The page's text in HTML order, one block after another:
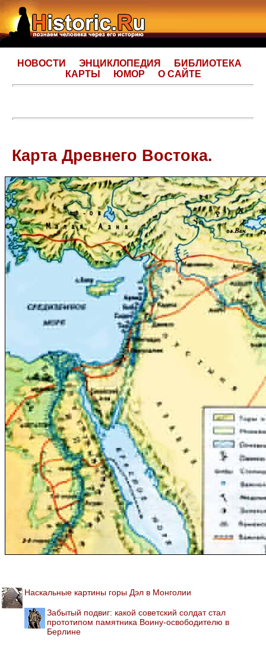
НОВОСТИ ЭНЦИКЛОПЕДИЯ
БИБЛИОТЕКА
КАРТЫ
ЮМОР О САЙТЕ
Карта Древнего Востока.
Наскальные картины горы Дэл в Монголии
Забытый подвиг: какой советский солдат стал
прототипом памятника Воину-освободителю в
Берлине